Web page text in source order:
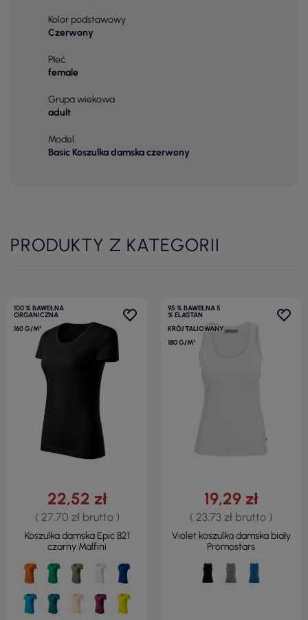
Kolor podstawowy
Czerwony
Płeć
female
Grupa wiekowa
adult
Model
Basic Koszulka damska czerwony
PRODUKTY Z KATEGORII
100 % BAWEŁNA
ORGANICZNA
160 G/M²
22,52 zł
( 27,70 zł brutto )
Koszulka damska Epic 821
czarny Malfini
95 % BAWEŁNA 5
% ELASTAN
KRÓJ TALIOWANY
180 G/M²
19,29 zł
( 23,73 zł brutto )
Violet koszulka damska biały
Promostars